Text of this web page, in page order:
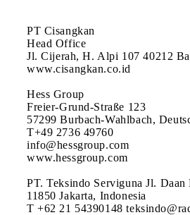
PT Cisangkan
Head Office
Jl. Cijerah, H. Alpi 107 40212
www.cisangkan.co.id
Hess Group
Freier-Grund-Straße 123
57299 Burbach-Wahlbach,
T+49 2736 49760
info@hessgroup.com
www.hessgroup.com
PT. Teksindo Serviguna Jl.
11850 Jakarta, Indonesia
T +62 21 54390148